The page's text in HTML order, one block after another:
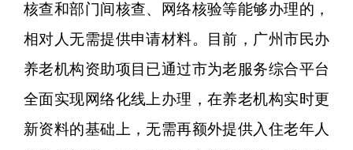
核查和部门间核查、网络核验等能够办理的，
相对人无需提供申请材料。目前，广州市民办
养老机构资助项目已通过市为老服务综合平台
全面实现网络化线上办理，在养老机构实时更
新资料的基础上，无需再额外提供入住老年人